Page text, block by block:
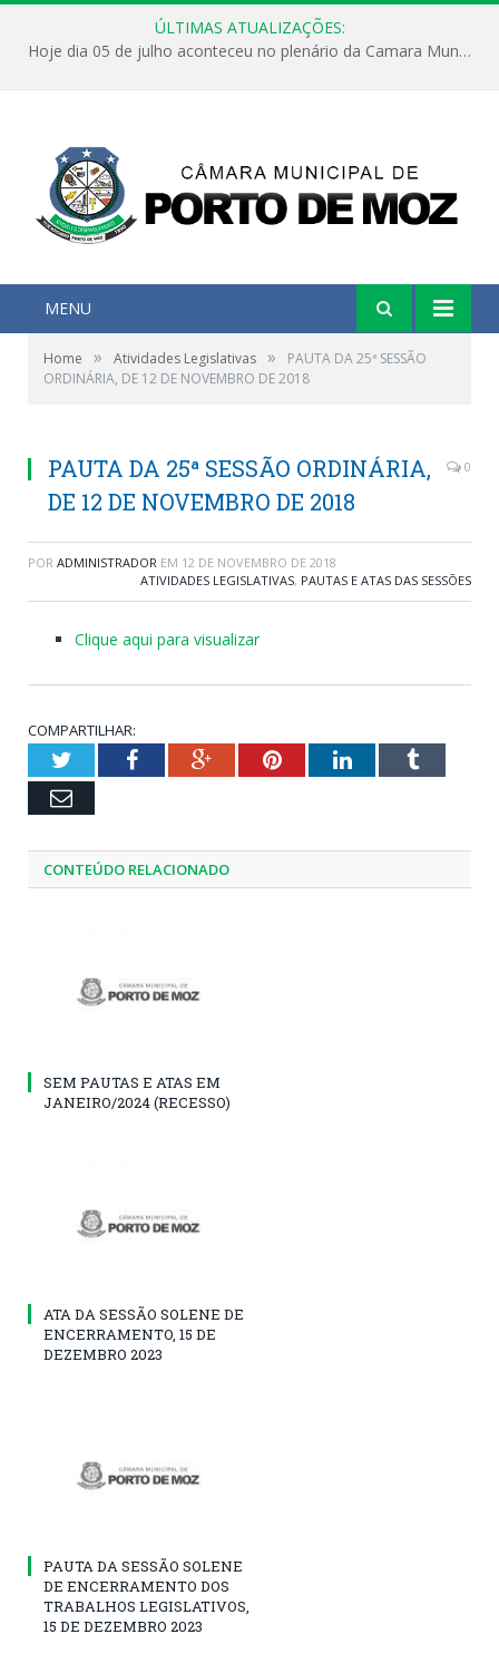
ÚLTIMAS ATUALIZAÇÕES:
Hoje dia 05 de julho aconteceu no plenário da Camara Municipal de Porto de Moz a Sessão Solene de Abertura dos Trabalhos Legislativos 2º Período da 23ª Legislatura
MENU
Home » Atividades Legislativas »
PAUTA DA 25ª SESSÃO
ORDINÁRIA, DE 12 DE NOVEMBRO DE 2018
PAUTA DA 25ª SESSÃO ORDINÁRIA,
DE 12 DE NOVEMBRO DE 2018
0
POR ADMINISTRADOR EM 12 DE NOVEMBRO DE 2018
ATIVIDADES LEGISLATIVAS, PAUTAS E ATAS DAS SESSÕES
Clique aqui para visualizar
COMPARTILHAR:
TwitterFacebookGoogle+PinterestLinkedInTumblr
Email
CONTEÚDO RELACIONADO
SEM PAUTAS E ATAS EM
JANEIRO/2024 (RECESSO)
ATA DA SESSÃO SOLENE DE
ENCERRAMENTO, 15 DE
DEZEMBRO 2023
PAUTA DA SESSÃO SOLENE
DE ENCERRAMENTO DOS
TRABALHOS LEGISLATIVOS,
15 DE DEZEMBRO 2023